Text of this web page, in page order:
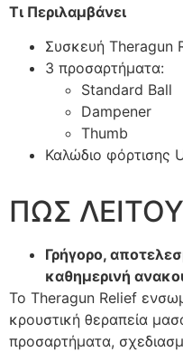
Τι Περιλαμβάνει
Συσκευή Theragun
3 προσαρτήματα:
Standard Ball
Dampener
Thumb
Καλώδιο φόρτισης
ΠΩΣ
Γρήγορο,
καθημερινή
Το Theragun Relief
κρουστική θεραπεία
προσαρτήματα,